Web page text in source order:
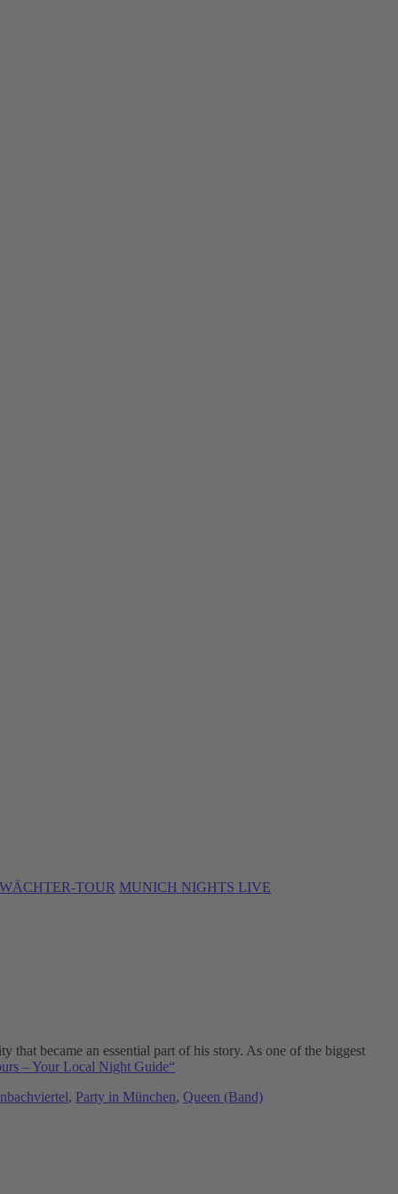
TOUR MUNICH NIGHTS LIVE
became an essential part of his story. As one of the biggest
– Your Local Night Guide“
, Party in München, Queen (Band)